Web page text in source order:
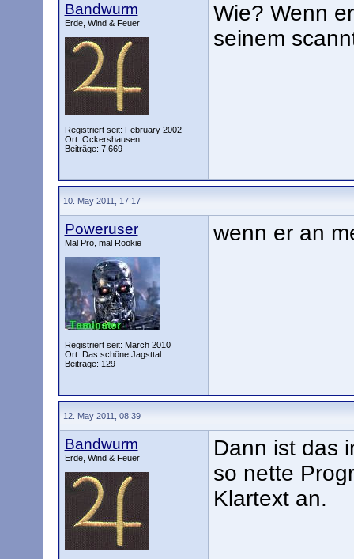
Bandwurm
Erde, Wind & Feuer
Registriert seit: February 2002
Ort: Ockershausen
Beiträge: 7.669
Wie? Wenn
seinem
10. May 2011, 17:17
Poweruser
Mal Pro, mal Rookie
Registriert seit: March 2010
Ort: Das schöne Jagsttal
Beiträge: 129
wenn er an
12. May 2011, 08:39
Bandwurm
Erde, Wind & Feuer
Dann ist das
so nette
Klartext an.